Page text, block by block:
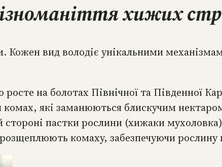
хижих
вид володіє унікальними
на болотах Північної та Південної
комах, які заманюються блискучим
стороні пастки рослини (хижаки
комаху, забезпечуючи